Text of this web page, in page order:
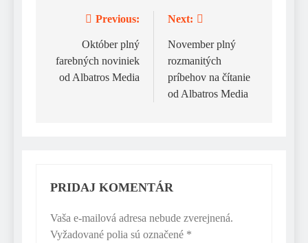
Navigácia
článku
Previous:
Október plný
farebných noviniek
od Albatros Media
Next:
November plný
rozmanitých
príbehov na čítanie
od Albatros Media
PRIDAJ KOMENTÁR
Vaša e-mailová adresa nebude zverejnená.
Vyžadované polia sú označené *